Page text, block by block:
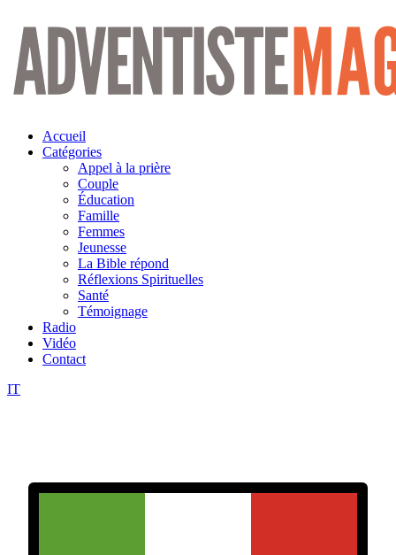
Aller
contenu
Accueil
Catégories
Appel à la prière
Couple
Éducation
Famille
Femmes
Jeunesse
La Bible répond
Réflexions Spirituelles
Santé
Témoignage
Radio
Vidéo
Contact
IT